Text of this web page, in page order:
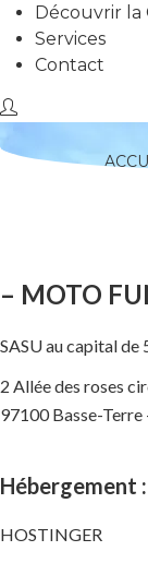
Découvrir
Services
Contact
– MOTO
SASU au capital de
2 Allée des roses
97100 Basse-Terre
Hébergement :
HOSTINGER